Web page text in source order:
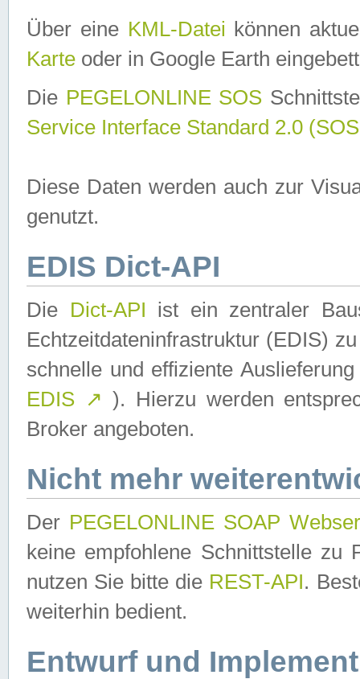
Über eine KML-Datei können
Karte oder in Google Earth
Die PEGELONLINE SOS
Service Interface Standard 2.0
Diese Daten werden auch zur
genutzt.
EDIS Dict-API
Die Dict-API ist ein zentraler
Echtzeitdateninfrastruktur (EDIS)
schnelle und effiziente
EDIS ↗ ). Hierzu werden
Broker angeboten.
Nicht mehr
Der PEGELONLINE SOAP
keine empfohlene Schnittstelle zu
nutzen Sie bitte die REST-API.
weiterhin bedient.
Entwurf und